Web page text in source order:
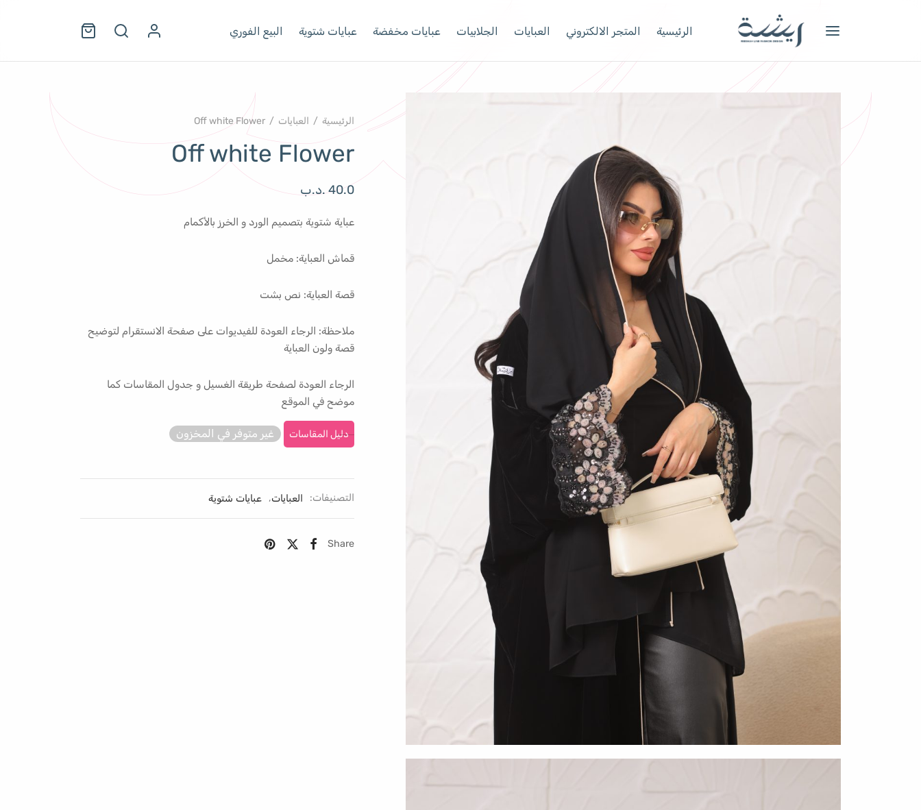
الرئيسية المتجر الالكتروني العبايات الجلابيات عبايات مخفضة عبايات شتوية البيع الفوري
الرئيسية / العبايات /
Off white Flower
40.0 .د.ب
عباية شتوية بتصميم الورد و الخرز بالأكمام
قماش العباية: مخمل
قصة العباية: نص بشت
ملاحظة: الرجاء العودة للفيديوات على صفحة الانستقرام لتوضيح
قصة ولون العباية
الرجاء العودة لصفحة طريقة الغسيل و جدول المقاسات كما
موضح في الموقع
دليل المقاسات غير متوفر في المخزون
التصنيفات: العبايات, عبايات شتوية
Share